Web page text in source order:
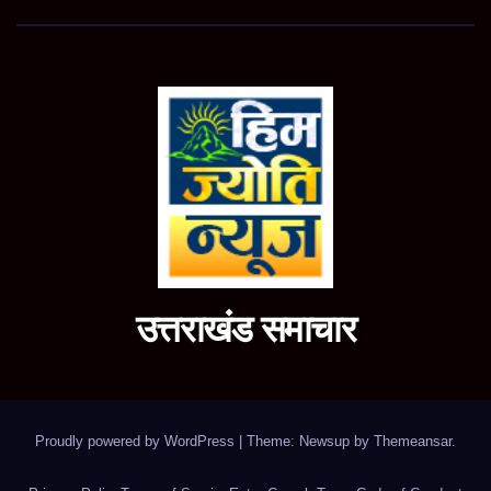
उत्तराखंड समाचार
Proudly powered by WordPress Theme: Newsup by Themeansar.